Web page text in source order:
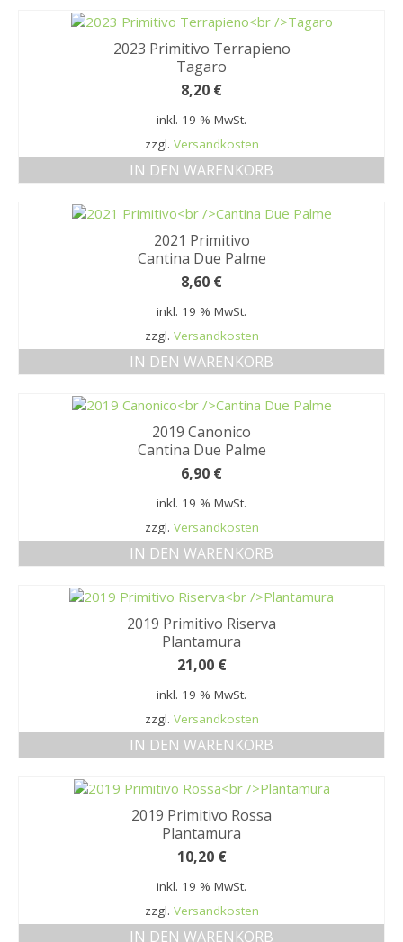
2023 Primitivo Terrapieno
Tagaro
8,20 €
inkl. 19 % MwSt.
zzgl. Versandkosten
IN DEN WARENKORB
2021 Primitivo
Cantina Due Palme
8,60 €
inkl. 19 % MwSt.
zzgl. Versandkosten
IN DEN WARENKORB
2019 Canonico
Cantina Due Palme
6,90 €
inkl. 19 % MwSt.
zzgl. Versandkosten
IN DEN WARENKORB
2019 Primitivo Riserva
Plantamura
21,00 €
inkl. 19 % MwSt.
zzgl. Versandkosten
IN DEN WARENKORB
2019 Primitivo Rossa
Plantamura
10,20 €
inkl. 19 % MwSt.
zzgl. Versandkosten
IN DEN WARENKORB